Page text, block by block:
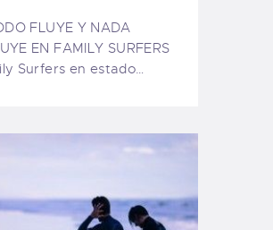
FLUYE Y NADA
EN FAMILY SURFERS
Surfers en estado…